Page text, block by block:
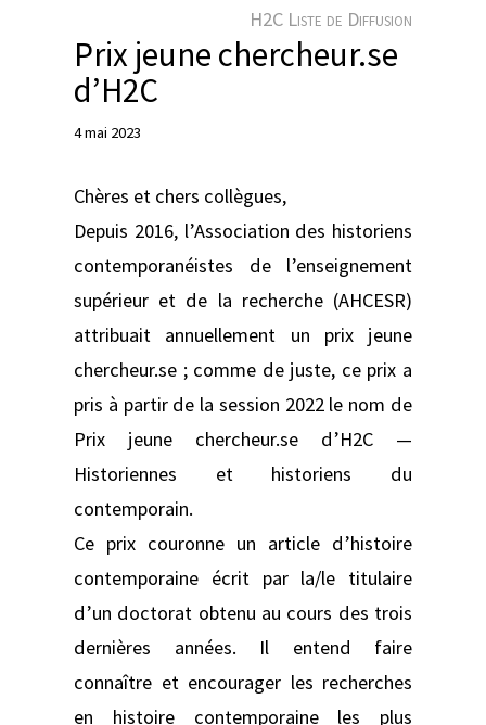
H2C Liste de Diffusion
Prix jeune chercheur.se
d’H2C
4 mai 2023
Chères et chers collègues,
Depuis 2016, l’Association des historiens
contemporanéistes de l’enseignement
supérieur et de la recherche (AHCESR)
attribuait annuellement un prix jeune
chercheur.se ; comme de juste, ce prix a
pris à partir de la session 2022 le nom de
Prix jeune chercheur.se d’H2C —
Historiennes et historiens du
contemporain.
Ce prix couronne un article d’histoire
contemporaine écrit par la/le titulaire
d’un doctorat obtenu au cours des trois
dernières années. Il entend faire
connaître et encourager les recherches
en histoire contemporaine les plus